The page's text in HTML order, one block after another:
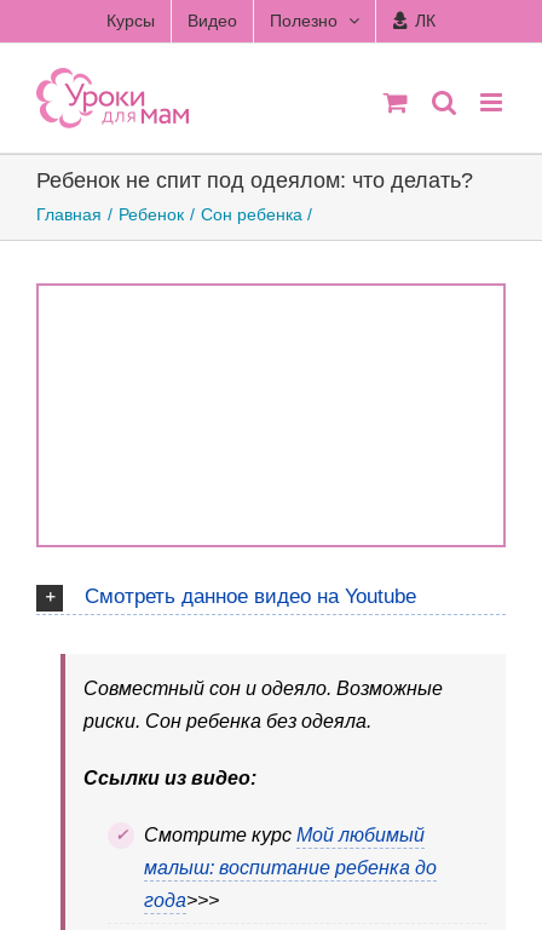
to
content
Курсы Видео Полезно ЛК
Ребенок не спит под одеялом: что делать?
Главная Ребенок Сон ребенка
Смотреть данное видео на Youtube
Совместный сон и одеяло. Возможные
риски. Сон ребенка без одеяла.
Ссылки из видео:
Cмотрите курс Мой любимый
малыш: воспитание ребенка до
года>>>